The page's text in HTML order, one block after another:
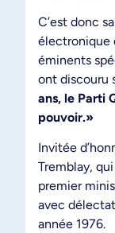
C’est donc
électronique
éminents
ont discouru
ans, le Parti
pouvoir.»
Invitée
Tremblay,
premier
avec
année 1976.